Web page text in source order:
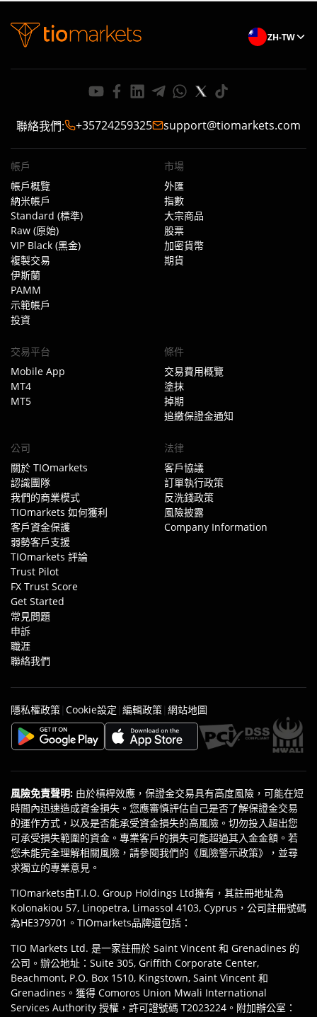
ZH-TW
聯絡我們: +35724259325 support@tiomarkets.com
帳戶
帳戶概覽
納米帳戶
Standard (標準)
Raw (原始)
VIP Black (黑金)
複製交易
伊斯蘭
PAMM
示範帳戶
投資
市場
外匯
指數
大宗商品
股票
加密貨幣
期貨
交易平台
Mobile App
MT4
MT5
條件
交易費用概覽
塗抹
掉期
追繳保證金通知
公司
關於 TIOmarkets
認識團隊
我們的商業模式
TIOmarkets 如何獲利
客戶資金保護
弱勢客戶支援
TIOmarkets 評論
Trust Pilot
FX Trust Score
Get Started
常見問題
申訴
職涯
聯絡我們
法律
客戶協議
訂單執行政策
反洗錢政策
風險披露
Company Information
隱私權政策| Cookie設定 | 編輯政策| 網站地圖
風險免責聲明: 由於槓桿效應，保證金交易具有高度風險，可能在短
時間內迅速造成資金損失。您應審慎評估自己是否了解保證金交易
的運作方式，以及是否能承受資金損失的高風險。切勿投入超出您
可承受損失範圍的資金。專業客戶的損失可能超過其入金金額。若
您未能完全理解相關風險，請參閱我們的《風險警示政策》，並尋
求獨立的專業意見。
TIOmarkets由T.I.O. Group Holdings Ltd擁有，其註冊地址為
Kolonakiou 57, Linopetra, Limassol 4103, Cyprus，公司註冊號碼
為HE379701。TIOmarkets品牌還包括：
TIO Markets Ltd. 是一家註冊於 Saint Vincent 和 Grenadines 的
公司。辦公地址：Suite 305, Griffith Corporate Center,
Beachmont, P.O. Box 1510, Kingstown, Saint Vincent 和
Grenadines。獲得 Comoros Union Mwali International
Services Authority 授權，許可證號碼 T2023224。附加辦公室：